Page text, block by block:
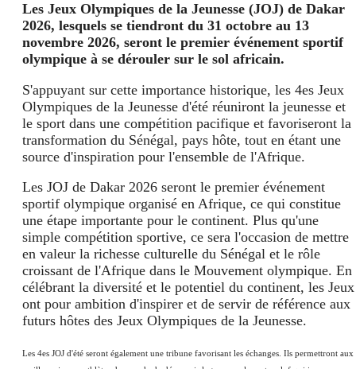
Les Jeux Olympiques de la Jeunesse (JOJ) de Dakar
2026, lesquels se tiendront du 31 octobre au 13
novembre 2026, seront le premier événement sportif
olympique à se dérouler sur le sol africain.
S'appuyant sur cette importance historique, les 4es Jeux
Olympiques de la Jeunesse d'été réuniront la jeunesse et
le sport dans une compétition pacifique et favoriseront la
transformation du Sénégal, pays hôte, tout en étant une
source d'inspiration pour l'ensemble de l'Afrique.
Les JOJ de Dakar 2026 seront le premier événement
sportif olympique organisé en Afrique, ce qui constitue
une étape importante pour le continent. Plus qu'une
simple compétition sportive, ce sera l'occasion de mettre
en valeur la richesse culturelle du Sénégal et le rôle
croissant de l'Afrique dans le Mouvement olympique. En
célébrant la diversité et le potentiel du continent, les Jeux
ont pour ambition d'inspirer et de servir de référence aux
futurs hôtes des Jeux Olympiques de la Jeunesse.
Les 4es JOJ d'été seront également une tribune favorisant les échanges. Ils permettront aux